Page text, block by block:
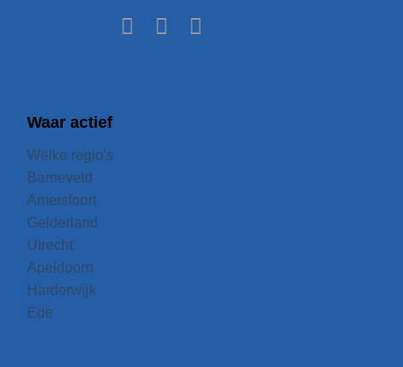
Waar actief
Welke regio's
Barneveld
Amersfoort
Gelderland
Utrecht
Apeldoorn
Harderwijk
Ede